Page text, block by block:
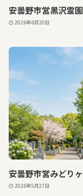
安曇野市営黒沢霊園
2026年6月20日
安曇野市営みどり
2026年5月27日